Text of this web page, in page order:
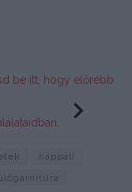
be itt, hogy előrébb
nappali